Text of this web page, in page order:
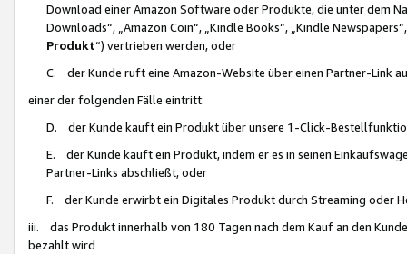
Download einer Amazon Software oder Produkte, die unter dem
Downloads“, „Amazon Coin“, „Kindle Books“, „Kindle
Produkt“) vertrieben werden, oder
C. der Kunde ruft eine Amazon-Website über einen Partner-Link
einer der folgenden Fälle eintritt:
D. der Kunde kauft ein Produkt über unsere 1-Click-
E. der Kunde kauft ein Produkt, indem er es in seinen
Partner-Links abschließt, oder
F. der Kunde erwirbt ein Digitales Produkt durch Streaming oder
iii. das Produkt innerhalb von 180 Tagen nach dem Kauf an den
bezahlt wird